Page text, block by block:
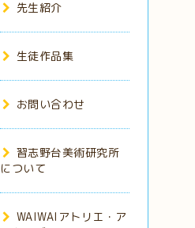
先生紹介
生徒作品集
お問い合わせ
習志野台美術研究所
について
WAIWAIアトリエ・ア